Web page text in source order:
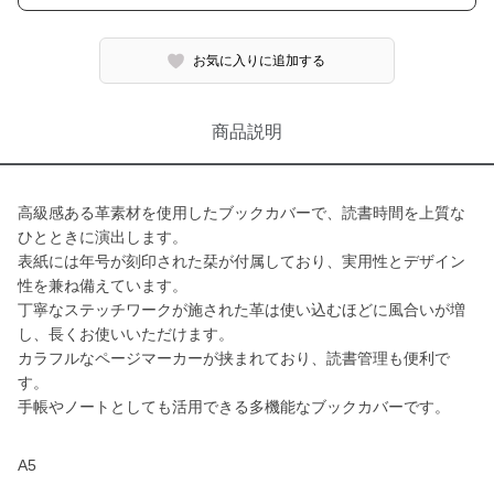
お気に入りに追加する
商品説明
高級感ある革素材を使用したブックカバーで、読書時間を上質な
ひとときに演出します。
表紙には年号が刻印された栞が付属しており、実用性とデザイン
性を兼ね備えています。
丁寧なステッチワークが施された革は使い込むほどに風合いが増
し、長くお使いいただけます。
カラフルなページマーカーが挟まれており、読書管理も便利で
す。
手帳やノートとしても活用できる多機能なブックカバーです。
A5